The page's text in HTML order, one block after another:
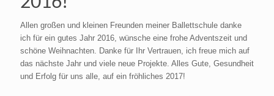
Allen großen und kleinen Freunden meiner Ballettschule danke
ich für ein gutes Jahr 2016, wünsche eine frohe Adventszeit und
schöne Weihnachten. Danke für Ihr Vertrauen, ich freue mich auf
das nächste Jahr und viele neue Projekte. Alles Gute, Gesundheit
und Erfolg für uns alle, auf ein fröhliches 2017!